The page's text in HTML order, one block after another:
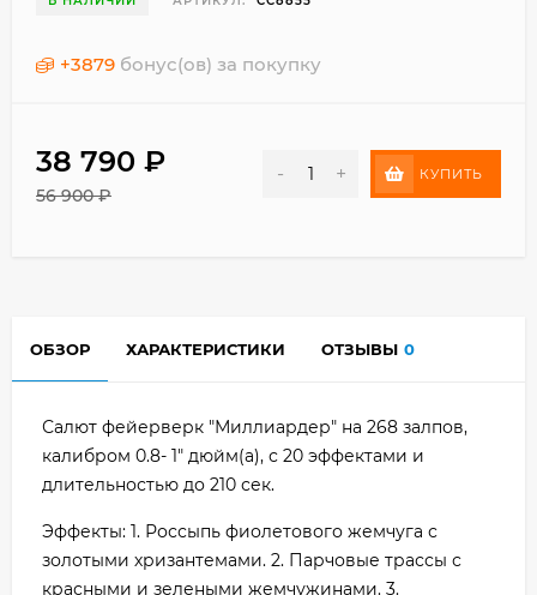
+3879 бонус(ов) за покупку
38 790 ₽
56 900₽
- + КУПИТЬ
ОБЗОР ХАРАКТЕРИСТИКИ ОТЗЫВЫ 0
Салют фейерверк "Миллиардер" на 268 залпов,
калибром 0.8- 1" дюйм(а), с 20 эффектами и
длительностью до 210 сек.
Эффекты: 1. Россыпь фиолетового жемчуга с
золотыми хризантемами. 2. Парчовые трассы с
красными и зелеными жемчужинами. 3.